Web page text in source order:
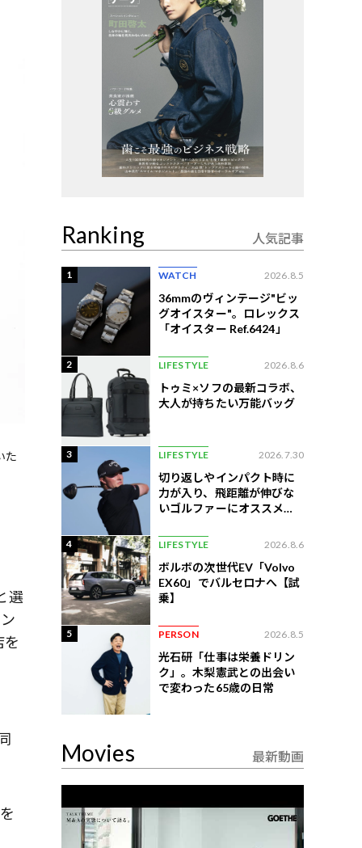
た
選
を
Ranking 人気記事
1 WATCH 2026.8.5
36mmのヴィンテージ"ビッ
グオイスター"。ロレックス
「オイスター Ref.6424」
2 LIFESTYLE 2026.8.6
トゥミ×ソフの最新コラボ、
大人が持ちたい万能バッグ
3 LIFESTYLE 2026.7.30
切り返しやインパクト時に
力が入り、飛距離が伸びな
いゴルファーにオススメの
4 LIFESTYLE 2026.8.6
ボルボの次世代EV「Volvo
EX60」でバルセロナへ【試
乗】
5 PERSON 2026.8.5
光石研「仕事は栄養ドリン
ク」。木梨憲武との出会い
で変わった65歳の日常
Movies 最新動画